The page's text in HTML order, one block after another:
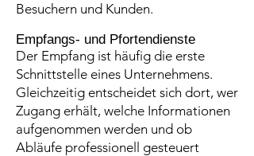
Besuchern und Kunden.
Empfangs- und Pfortendienste
Der Empfang ist häufig die erste
Schnittstelle eines Unternehmens.
Gleichzeitig entscheidet sich dort, wer
Zugang erhält, welche Informationen
aufgenommen werden und ob
Abläufe professionell gesteuert